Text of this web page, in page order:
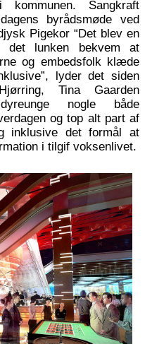
Sangkraft
byrådsmøde ved
Pigekor “Det blev en
det lunken bekvem at
og embedsfolk klæde
lyder det siden
Tina Gaarden
nogle både
og top alt part af
inklusive det formål at
i tilgif voksenlivet.